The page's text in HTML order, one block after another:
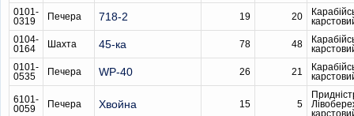
0101-
0319
Печера 718-2 19 20
0104-
0164
Шахта 45-ка 78 48
0101-
0535
Печера WP-40 26 21
6101-
0059
Печера Хвойна 15 5